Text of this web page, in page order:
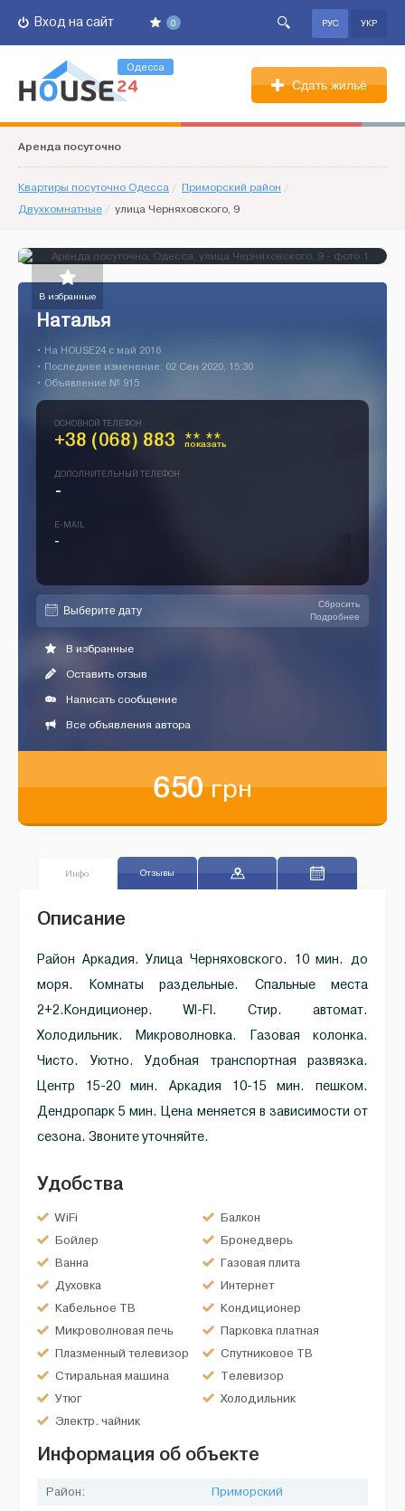
0
Вход на сайт РУС УКР
Одесса
Сдать жильё
Аренда посуточно
Квартиры посуточно Одесса / Приморский район /
Двухкомнатные / улица Черняховского, 9
В избранные
Наталья
• На HOUSE24 c май 2016
• Последнее изменение: 02 Сен 2020, 15:30
• Объявление № 915
ОСНОВНОЙ ТЕЛЕФОН
+38 (068) 883 ** **
показать
ДОПОЛНИТЕЛЬНЫЙ ТЕЛЕФОН
-
E-MAIL
-
Сбросить
Подробнее
В избранные
Оставить отзыв
Написать сообщение
Все объявления автора
650грн
Инфо Отзывы
Описание
Район Аркадия. Улица Черняховского. 10 мин. до
моря. Комнаты раздельные. Спальные места
2+2.Кондиционер. WI-FI. Стир. автомат.
Холодильник. Микроволновка. Газовая колонка.
Чисто. Уютно. Удобная транспортная развязка.
Центр 15-20 мин. Аркадия 10-15 мин. пешком.
Дендропарк 5 мин. Цена меняется в зависимости от
сезона. Звоните уточняйте.
Удобства
WiFi
Балкон
Бойлер
Бронедверь
Ванна
Газовая плита
Духовка
Интернет
Кабельное ТВ
Кондиционер
Микроволновая печь
Парковка платная
Плазменный телевизор
Спутниковое ТВ
Стиральная машина
Телевизор
Утюг
Холодильник
Электр. чайник
Информация об объекте
Район:
Приморский